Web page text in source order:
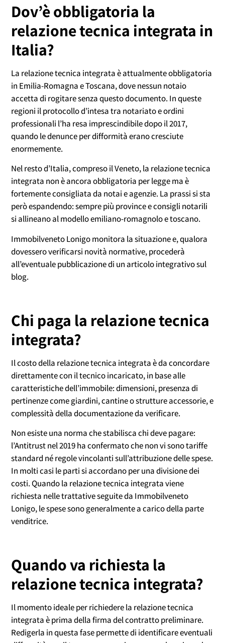
Dov’è obbligatoria la
relazione tecnica integrata in
Italia?
La relazione tecnica integrata è attualmente obbligatoria
in Emilia-Romagna e Toscana, dove nessun notaio
accetta di rogitare senza questo documento. In queste
regioni il protocollo d’intesa tra notariato e ordini
professionali l’ha resa imprescindibile dopo il 2017,
quando le denunce per difformità erano cresciute
enormemente.
Nel resto d’Italia, compreso il Veneto, la relazione tecnica
integrata non è ancora obbligatoria per legge ma è
fortemente consigliata da notai e agenzie. La prassi si sta
però espandendo: sempre più province e consigli notarili
si allineano al modello emiliano-romagnolo e toscano.
Immobilveneto Lonigo monitora la situazione e, qualora
dovessero verificarsi novità normative, procederà
all’eventuale pubblicazione di un articolo integrativo sul
blog.
Chi paga la relazione tecnica
integrata?
Il costo della relazione tecnica integrata è da concordare
direttamente con il tecnico incaricato, in base alle
caratteristiche dell’immobile: dimensioni, presenza di
pertinenze come giardini, cantine o strutture accessorie, e
complessità della documentazione da verificare.
Non esiste una norma che stabilisca chi deve pagare:
l’Antitrust nel 2019 ha confermato che non vi sono tariffe
standard né regole vincolanti sull’attribuzione delle spese.
In molti casi le parti si accordano per una divisione dei
costi. Quando la relazione tecnica integrata viene
richiesta nelle trattative seguite da Immobilveneto
Lonigo, le spese sono generalmente a carico della parte
venditrice.
Quando va richiesta la
relazione tecnica integrata?
Il momento ideale per richiedere la relazione tecnica
integrata è prima della firma del contratto preliminare.
Redigerla in questa fase permette di identificare eventuali